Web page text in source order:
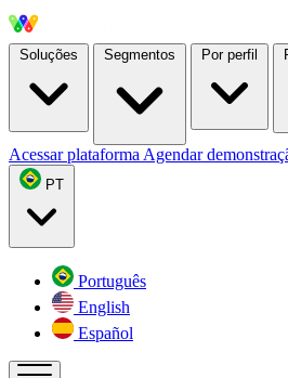
Soluções Segmentos Por perfil
Acessar plataforma Agendar
PT
Português
English
Español